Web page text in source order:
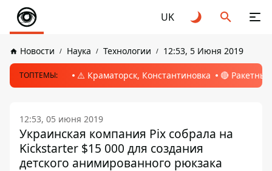
UK
Новости Наука Технологии 12:53, 5 Июня 2019
ТОПТЕМЫ: ⚠️ Краматорск, Константиновка 🔴
12:53, 05 июня 2019
Украинская компания Pix собрала на
Kickstarter $15 000 для создания
детского анимированного рюкзака